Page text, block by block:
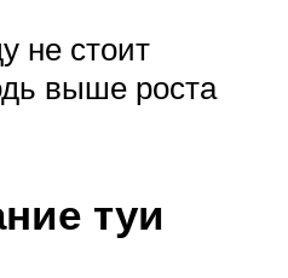
не стоит
выше роста
туи